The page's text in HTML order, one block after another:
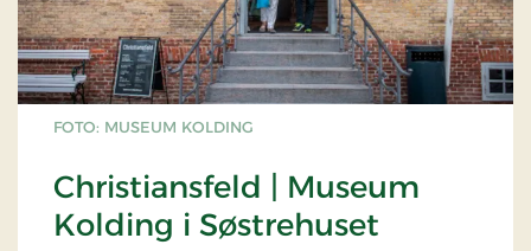
FOTO: MUSEUM KOLDING
Christiansfeld | Museum
Kolding i Søstrehuset